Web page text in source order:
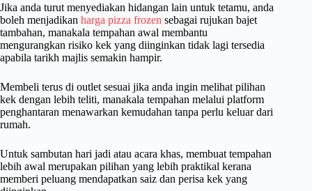
Jika anda turut menyediakan hidangan lain untuk tetamu, anda
boleh menjadikan harga pizza frozen sebagai rujukan bajet
tambahan, manakala tempahan awal membantu
mengurangkan risiko kek yang diinginkan tidak lagi tersedia
apabila tarikh majlis semakin hampir.
Membeli terus di outlet sesuai jika anda ingin melihat pilihan
kek dengan lebih teliti, manakala tempahan melalui platform
penghantaran menawarkan kemudahan tanpa perlu keluar dari
rumah.
Untuk sambutan hari jadi atau acara khas, membuat tempahan
lebih awal merupakan pilihan yang lebih praktikal kerana
memberi peluang mendapatkan saiz dan perisa kek yang